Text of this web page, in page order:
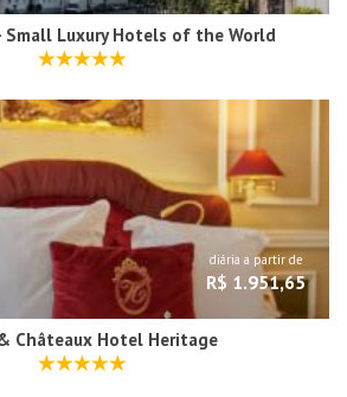
Small Luxury Hotels of the World
diária a partir de
R$ 1.951,65
Châteaux Hotel Heritage